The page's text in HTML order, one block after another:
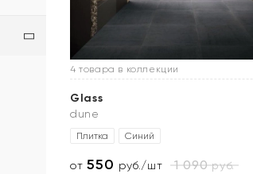
4 товара в коллекции
Glass
dune
Плитка Синий
от550 руб./шт 1 090руб.